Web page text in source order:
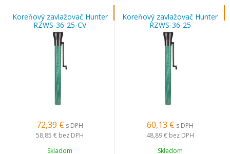
Koreňový zavlažovač Hunter
RZWS-36-25-CV
72,39 € s DPH
58,85 € bez DPH
Skladom
Koreňový zavlažovač Hunter
RZWS-36-25
60,13 € s DPH
48,89 € bez DPH
Skladom